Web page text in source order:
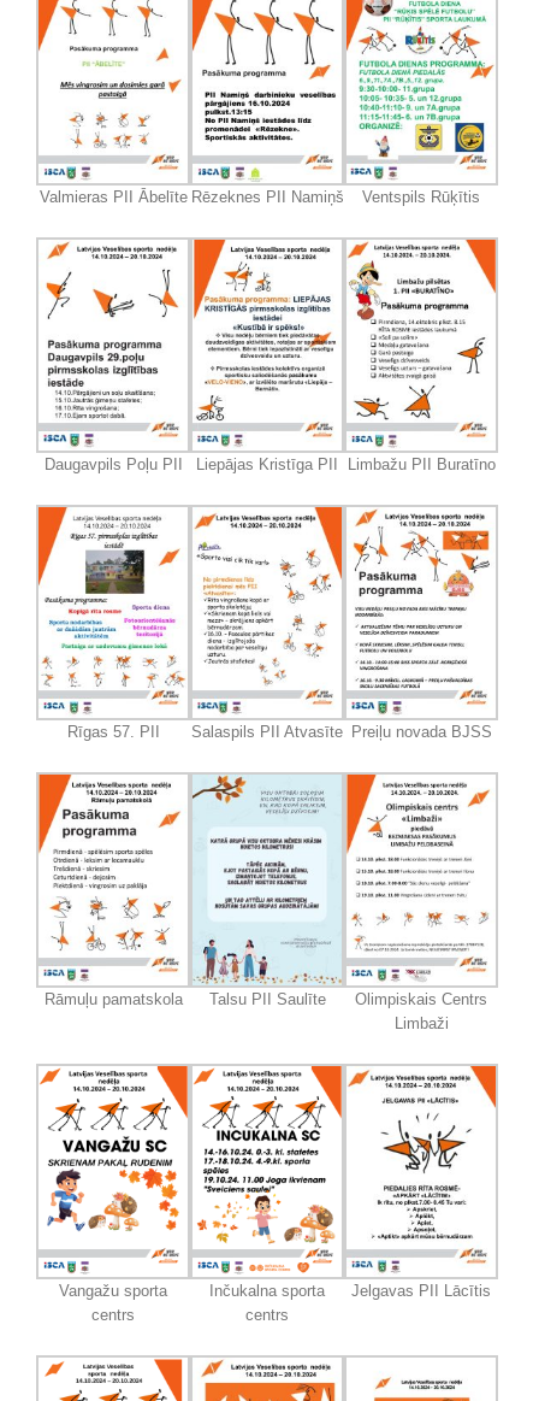
Valmieras PII Ābelīte Rēzeknes PII Namiņš Ventspils Rūķītis
Daugavpils Poļu PII Liepājas Kristīga PII Limbažu PII Buratīno
Rīgas 57. PII Salaspils PII Atvasīte Preiļu novada BJSS
Rāmuļu pamatskola Talsu PII Saulīte
Olimpiskais Centrs
Limbaži
Vangažu sporta
centrs
Inčukalna sporta
centrs
Jelgavas PII Lācītis